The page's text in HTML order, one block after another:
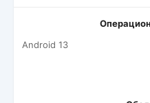
Android 13